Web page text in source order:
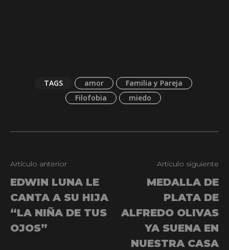
TAGS amor
Familia y Pareja
Filofobia
miedo
Artículo anterior
EDWIN LUNA LE
CANTA A SU HIJA
“LA NIÑA DE TUS
OJOS”
Artículo siguiente
MEDALLA DE
PLATA DE
ALFREDO OLIVAS
YA SUENA EN
NUESTRA CASA